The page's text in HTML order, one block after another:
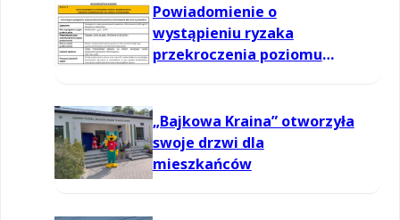
Powiadomienie o
wystąpieniu ryzaka
przekroczenia poziomu
„Bajkowa Kraina” otworzyła
swoje drzwi dla
mieszkańców